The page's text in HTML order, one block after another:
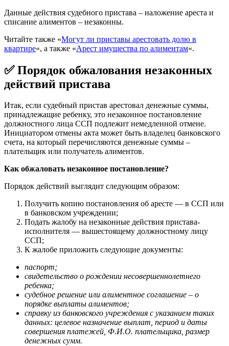
Данные действия судебного пристава – наложение ареста и
списание алиментов – незаконны.
Читайте также «Могут ли приставы арестовать долю в
квартире«, а также «Арест имущества по алиментам«.
✅ Порядок обжалования незаконных
действий пристава
Итак, если судебный пристав арестовал денежные суммы,
принадлежащие ребенку, это незаконное постановление
должностного лица ССП подлежит немедленной отмене.
Инициатором отмены акта может быть владелец банковского
счета, на который перечисляются денежные суммы –
плательщик или получатель алиментов.
Как обжаловать незаконное постановление?
Порядок действий выглядит следующим образом:
Получить копию постановления об аресте — в ССП или
в банковском учреждении;
Подать жалобу на незаконные действия пристава-
исполнителя — вышестоящему должностному лицу
ССП;
К жалобе приложить следующие документы:
паспорт;
свидетельство о рождении несовершеннолетнего
ребенка;
судебное решение или алиментное соглашение – о
порядке выплаты алиментов;
справку из банковского учреждения с указанием таких
данных: целевое назначение выплат, период и даты
совершения платежей, Ф.И.О. плательщика, размер
денежных сумм.